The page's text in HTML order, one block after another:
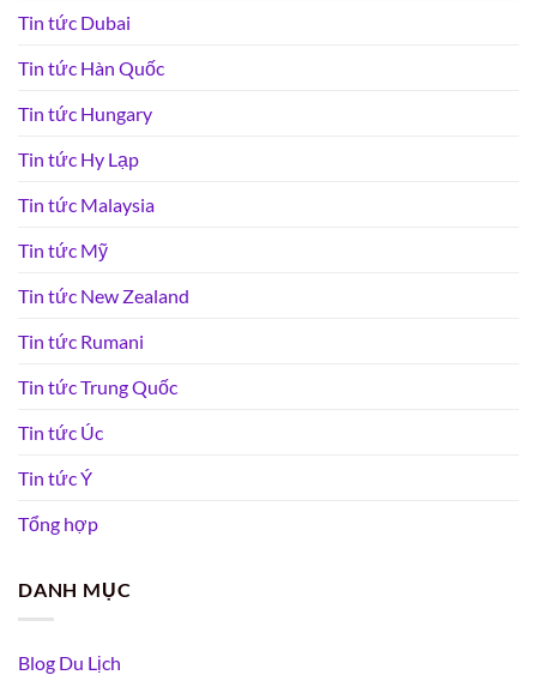
Tin tức Dubai
Tin tức Hàn Quốc
Tin tức Hungary
Tin tức Hy Lạp
Tin tức Malaysia
Tin tức Mỹ
Tin tức New Zealand
Tin tức Rumani
Tin tức Trung Quốc
Tin tức Úc
Tin tức Ý
Tổng hợp
DANH MỤC
Blog Du Lịch